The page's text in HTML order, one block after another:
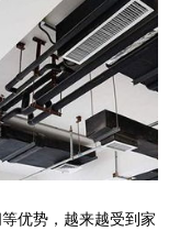
优势，越来越受到家